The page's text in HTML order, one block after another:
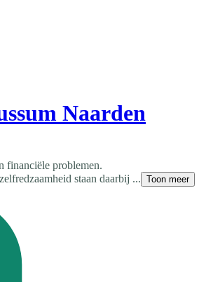
Naarden
financiële problemen.
staan daarbij ... Toon meer